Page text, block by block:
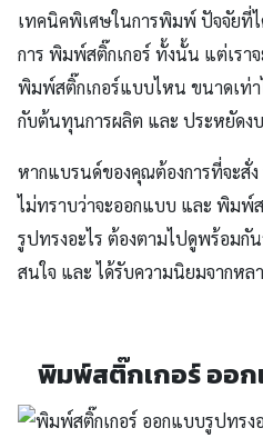
เทคนิคพิเศษในการพิมพ์ ปัจจัยที่
การ พิมพ์สติ๊กเกอร์ ทั้งนั้น แต่เราจ
พิมพ์สติ๊กเกอร์แบบไหน ขนาดเท่า
กับต้นทุนการผลิต และ ประหยัด
หากแบรนด์ของคุณต้องการที่จะสั่
ไม่ทราบว่าจะออกแบบ และ พิมพ์
รูปทรงอะไร ต้องตามไปดูพร้อมกั
สนใจ และ ได้รับความนิยมจากหล
พิมพ์สติ๊กเกอร์ ออก